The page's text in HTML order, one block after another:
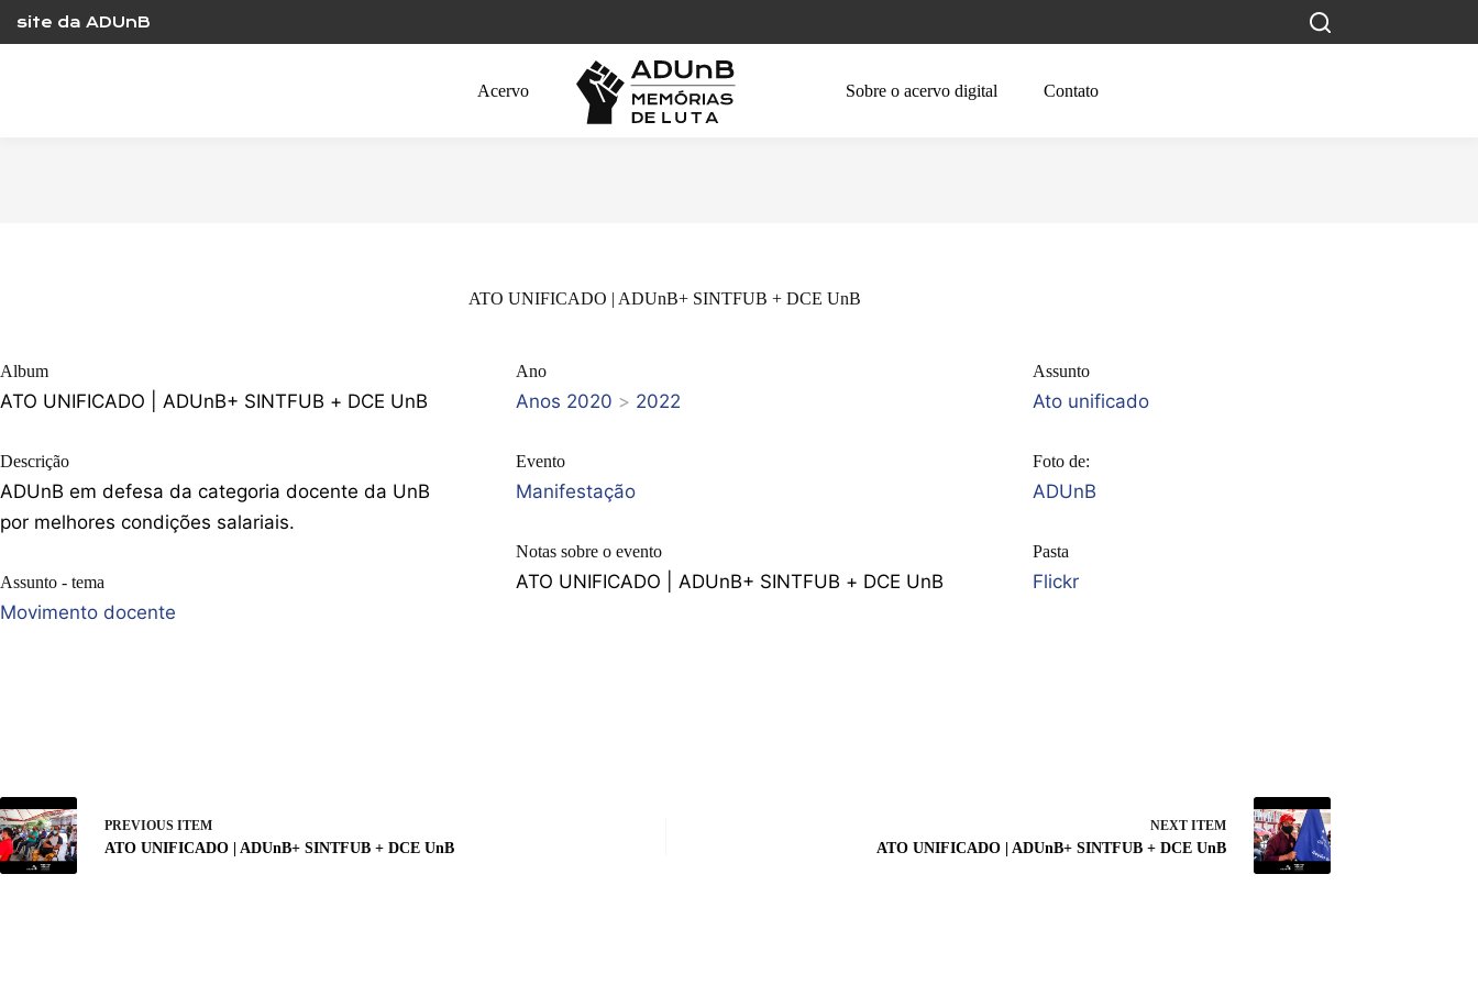
content
site da ADUnB
Acervo Sobre o acervo digital Contato
ATO UNIFICADO | ADUnB+ SINTFUB + DCE UnB
Album
ATO UNIFICADO | ADUnB+ SINTFUB + DCE UnB
Descrição
ADUnB em defesa da categoria docente da UnB
por melhores condições salariais.
Assunto - tema
Movimento docente
Ano
Anos 2020 > 2022
Evento
Manifestação
Notas sobre o evento
ATO UNIFICADO | ADUnB+ SINTFUB + DCE UnB
Assunto
Ato unificado
Foto de:
ADUnB
Pasta
Flickr
PREVIOUS ITEM
ATO UNIFICADO | ADUnB+ SINTFUB + DCE UnB
NEXT ITEM
ATO UNIFICADO | ADUnB+ SINTFUB + DCE UnB